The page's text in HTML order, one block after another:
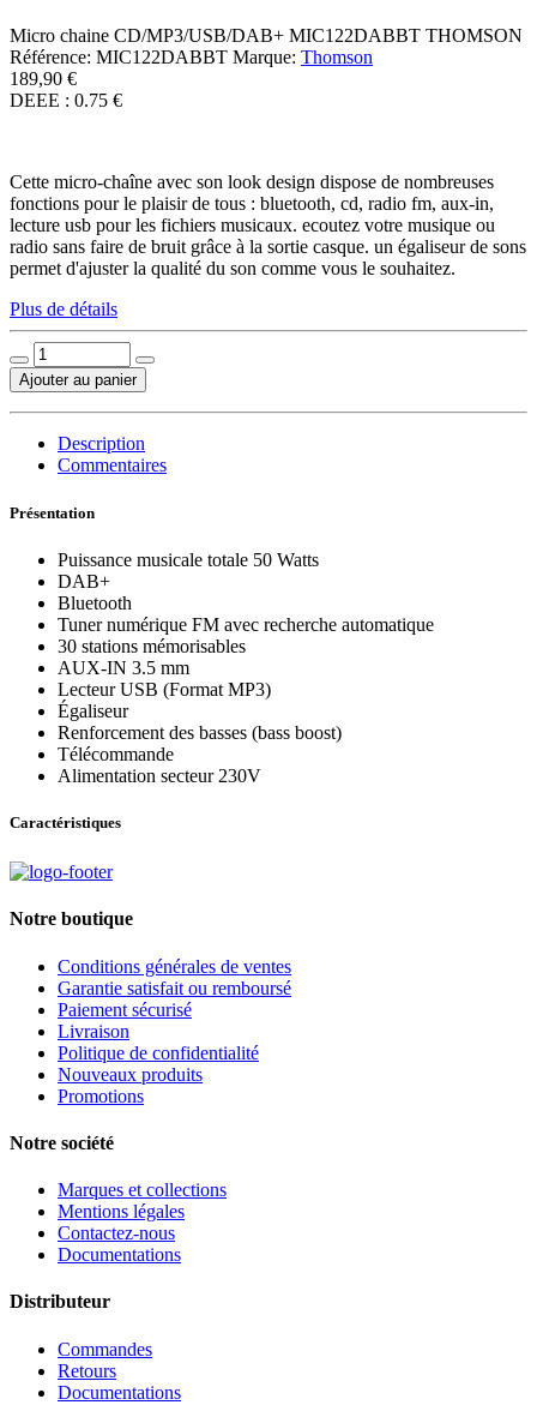
Micro chaine CD/MP3/USB/DAB+ MIC122DABBT THOMSON
Référence: MIC122DABBT Marque: Thomson
189,90 €
DEEE : 0.75 €
Cette micro-chaîne avec son look design dispose de nombreuses
fonctions pour le plaisir de tous : bluetooth, cd, radio fm, aux-in,
lecture usb pour les fichiers musicaux. ecoutez votre musique ou
radio sans faire de bruit grâce à la sortie casque. un égaliseur de sons
permet d'ajuster la qualité du son comme vous le souhaitez.
Plus de détails
Ajouter au panier
Description
Commentaires
Présentation
Puissance musicale totale 50 Watts
DAB+
Bluetooth
Tuner numérique FM avec recherche automatique
30 stations mémorisables
AUX-IN 3.5 mm
Lecteur USB (Format MP3)
Égaliseur
Renforcement des basses (bass boost)
Télécommande
Alimentation secteur 230V
Caractéristiques
Notre boutique
Conditions générales de ventes
Garantie satisfait ou remboursé
Paiement sécurisé
Livraison
Politique de confidentialité
Nouveaux produits
Promotions
Notre société
Marques et collections
Mentions légales
Contactez-nous
Documentations
Distributeur
Commandes
Retours
Documentations